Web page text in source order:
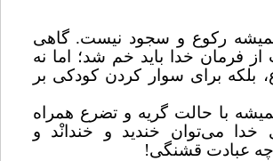
رکوع و سجود نیست. گاهی
فرمان خدا باید خم شد؛ اما نه
بلکه برای سوار کردن کودکی بر
با حالت گریه و تضرع همراه
خدا می‌توان خندید و خندانْد و
چه عبادت قشنگی!